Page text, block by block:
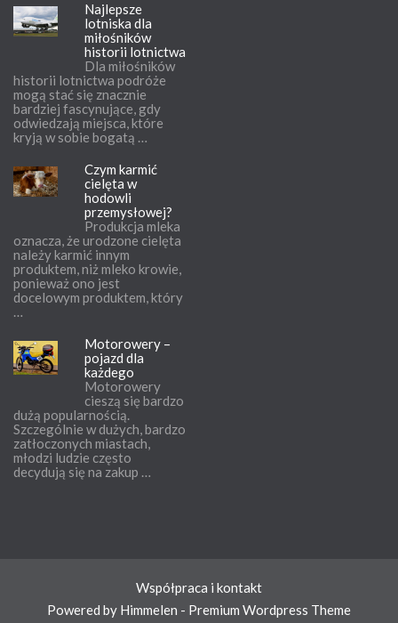
Najlepsze
lotniska dla
miłośników
historii lotnictwa
Dla miłośników
historii lotnictwa podróże
mogą stać się znacznie
bardziej fascynujące, gdy
odwiedzają miejsca, które
kryją w sobie bogatą …
Czym karmić
cielęta w
hodowli
przemysłowej?
Produkcja mleka
oznacza, że urodzone cielęta
należy karmić innym
produktem, niż mleko krowie,
ponieważ ono jest
docelowym produktem, który
…
Motorowery –
pojazd dla
każdego
Motorowery
cieszą się bardzo
dużą popularnością.
Szczególnie w dużych, bardzo
zatłoczonych miastach,
młodzi ludzie często
decydują się na zakup …
Współpraca i kontakt
Powered by Himmelen - Premium Wordpress Theme